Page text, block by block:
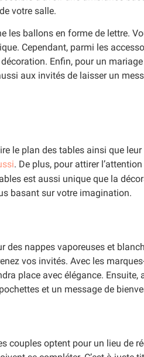
votre salle.
les ballons en forme de lettre.
Cependant, parmi les
Enfin, pour un
aux invités de laisser un
le plan des tables ainsi que
. De plus, pour attirer
est aussi unique que la
basant sur votre imagination.
des nappes vaporeuses et
vos invités. Avec les
place avec élégance. Ensuite,
et un message de
couples optent pour un lieu de